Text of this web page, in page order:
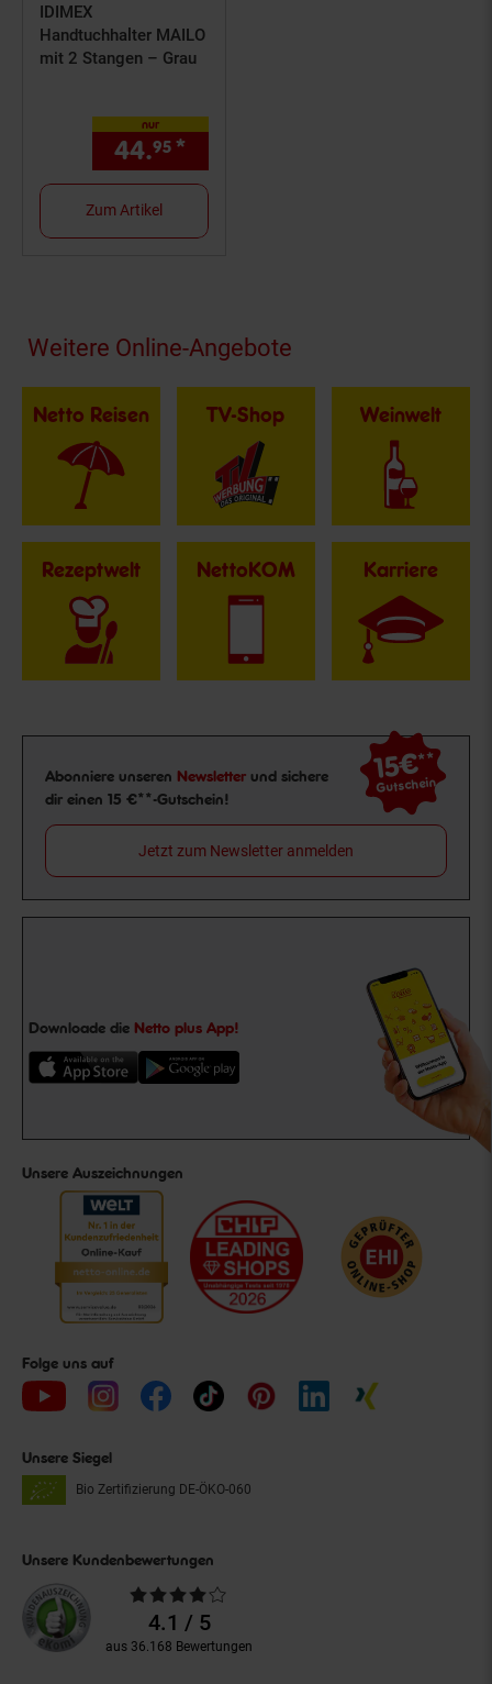
IDIMEX
Handtuchhalter MAILO
mit 2 Stangen – Grau
nur
44.95 *
Zum Artikel
Fußzeile
Weitere Online-Angebote
Netto Reisen TV-Shop Weinwelt
Rezeptwelt NettoKOM Karriere
Newsletter Anmeldung
Abonniere unseren Newsletter und sichere
dir einen 15 €**-Gutschein!
15€**
Gutschein
Jetzt zum Newsletter anmelden
Downloade die Netto plus App!
Unsere Auszeichnungen
Folge uns auf
Unsere Siegel
Bio Zertifizierung DE-ÖKO-060
Unsere Kundenbewertungen
Durchschnittliche
Bewertungen4.1 / 5
aus 36.168 Bewertungen